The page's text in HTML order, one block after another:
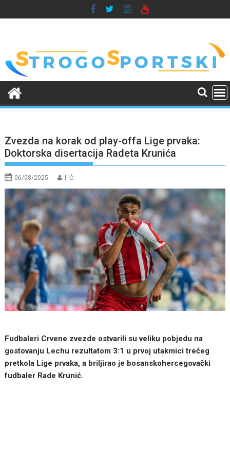
to
Zvezda na korak od play-offa Lige prvaka:
Doktorska disertacija Radeta Krunića
06/08/2025 I. Ć.
Fudbaleri Crvene zvezde ostvarili su veliku pobjedu na
gostovanju Lechu rezultatom 3:1 u prvoj utakmici trećeg
pretkola Lige prvaka, a briljirao je bosanskohercegovački
fudbaler Rade Krunić.